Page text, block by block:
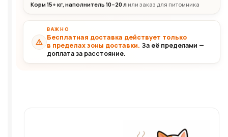
Корм 15+ кг, наполнитель 10–20 л или заказ для питомника
ВАЖНО
Бесплатная доставка действует только
в пределах зоны доставки. За её пределами —
доплата за расстояние.